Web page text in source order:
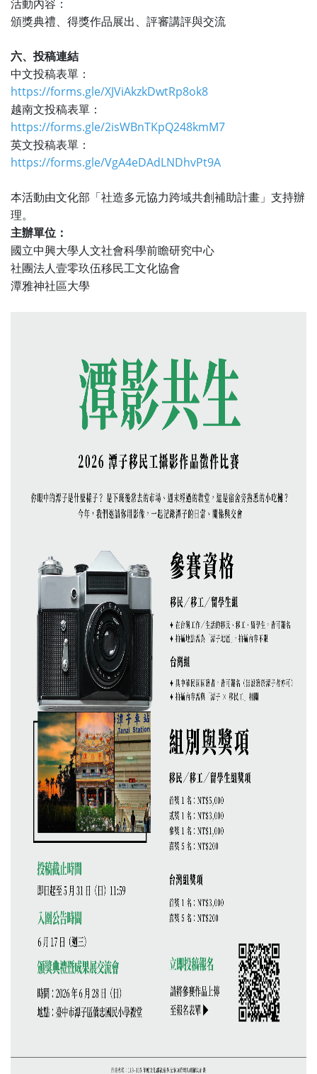
活動內容：
頒獎典禮、得獎作品展出、評審講評與交流
六、投稿連結
中文投稿表單：
https://forms.gle/XJViAkzkDwtRp8ok8
越南文投稿表單：
https://forms.gle/2isWBnTKpQ248kmM7
英文投稿表單：
https://forms.gle/VgA4eDAdLNDhvPt9A
本活動由文化部「社造多元協力跨域共創補助計畫」支持辦
理。
主辦單位：
國立中興大學人文社會科學前瞻研究中心
社團法人壹零玖伍移民工文化協會
潭雅神社區大學